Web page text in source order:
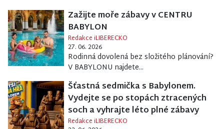
Zažijte moře zábavy v CENTRU
BABYLON
Redakce iLIBERECKO
27. 06. 2026
Rodinná dovolená bez složitého plánování?
V BABYLONU najdete...
Šťastná sedmička s Babylonem.
Vydejte se po stopách ztracených
soch a vyhrajte léto plné zábavy
Redakce iLIBERECKO